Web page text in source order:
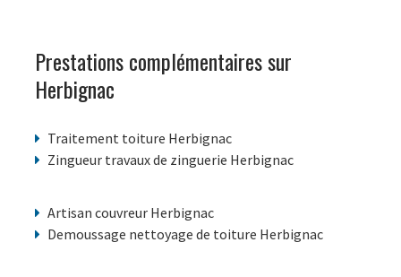
Prestations complémentaires sur
Herbignac
Traitement toiture Herbignac
Zingueur travaux de zinguerie Herbignac
Artisan couvreur Herbignac
Demoussage nettoyage de toiture Herbignac